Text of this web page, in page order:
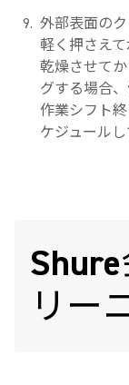
外部表面の
軽く押さえ
乾燥させて
グする場合
作業シフト
ケジュール
リー